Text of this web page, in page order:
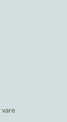
vare